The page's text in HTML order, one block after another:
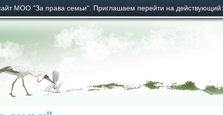
МОО "За права семьи". Приглашаем перейти на действующий: